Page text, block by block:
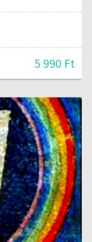
5 990 Ft